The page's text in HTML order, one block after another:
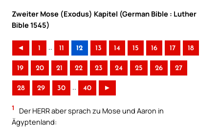
Zweiter Mose (Exodus) Kapitel (German Bible : Luther
Bible 1545)
◄ 1 .. 11 12 13 14 15 16 17 18
19 20 21 22 23 24 25 26 27
28 29 30 .. 40 ►
1
Der HERR aber sprach zu Mose und Aaron in
Ägyptenland: